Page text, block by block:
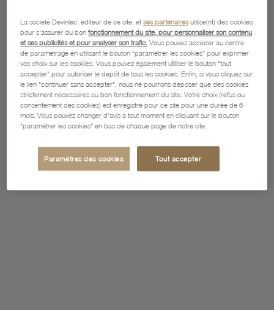
La société Devinlec, éditeur de ce site, etses partenairesutilise(nt) des cookies
pour s'assurer du bonfonctionnement du site, pour personnaliser son contenu
et ses publicités et pour analyser son trafic. Vous pouvez accéder au centre
de paramétrage en utilisant le bouton “paramétrer les cookies” pour exprimer
vos choix sur les cookies. Vous pouvez également utiliser le bouton "tout
accepter" pour autoriser le dépôt de tous les cookies. Enfin, si vous cliquez sur
le lien "continuer sans accepter", nous ne pourrons déposer que des cookies
strictement nécessaires au bon fonctionnement du site. Votre choix (refus ou
consentement des cookies) est enregistré pour ce site pour une durée de 6
mois. Vous pouvez changer d'avis à tout moment en cliquant sur le bouton
"paramétrer les cookies" en bas de chaque page de notre site.
Paramètres des cookies Tout accepter